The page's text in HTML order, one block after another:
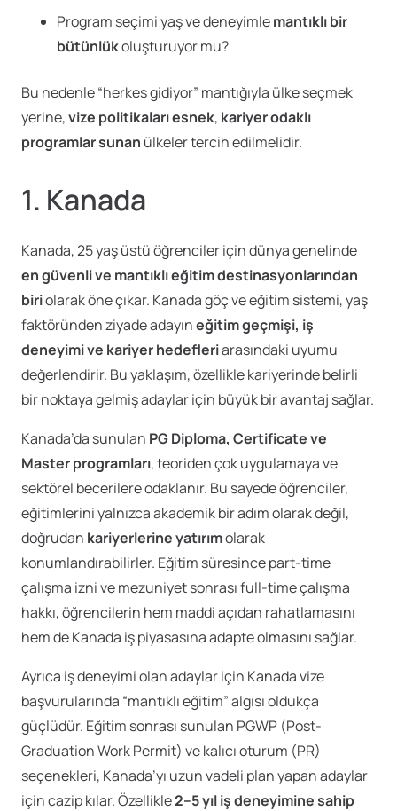
Program seçimi yaş ve deneyimlemantıklı bir
bütünlükoluşturuyor mu?
Bu nedenle “herkes gidiyor” mantığıyla ülke seçmek
yerine,vize politikaları esnek, kariyer odaklı
programlar sunan ülkeler tercih edilmelidir.
1. Kanada
Kanada, 25 yaş üstü öğrenciler için dünya genelinde
en güvenli ve mantıklı eğitim destinasyonlarından
biriolarak öne çıkar. Kanada göç ve eğitim sistemi, yaş
faktöründen ziyade adayıneğitim geçmişi, iş
deneyimi ve kariyer hedefleriarasındaki uyumu
değerlendirir. Bu yaklaşım, özellikle kariyerinde belirli
bir noktaya gelmiş adaylar için büyük bir avantaj sağlar.
Kanada’da sunulan PG Diploma, Certificate ve
Master programları, teoriden çok uygulamaya ve
sektörel becerilere odaklanır. Bu sayede öğrenciler,
eğitimlerini yalnızca akademik bir adım olarak değil,
doğrudan kariyerlerine yatırımolarak
konumlandırabilirler. Eğitim süresince part-time
çalışma izni ve mezuniyet sonrası full-time çalışma
hakkı, öğrencilerin hem maddi açıdan rahatlamasını
hem de Kanada iş piyasasına adapte olmasını sağlar.
Ayrıca iş deneyimi olan adaylar için Kanada vize
başvurularında “mantıklı eğitim” algısı oldukça
güçlüdür. Eğitim sonrası sunulan PGWP (Post-
Graduation Work Permit) ve kalıcı oturum (PR)
seçenekleri, Kanada’yı uzun vadeli plan yapan adaylar
için cazip kılar. Özellikle2–5 yıl iş deneyimine sahip